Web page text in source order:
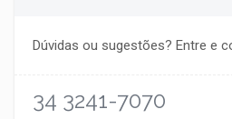
Dúvidas ou sugestões? Entre e
34 3241-7070